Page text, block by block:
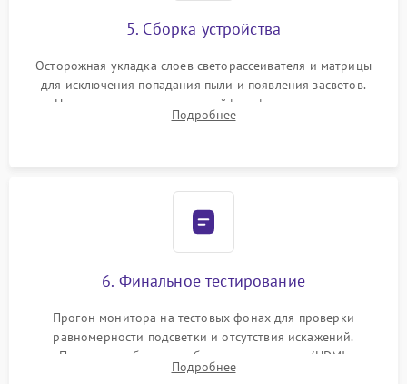
5. Сборка устройства
Осторожная укладка слоев светорассеивателя и матрицы
для исключения попадания пыли и появления засветов.
Надежное подключение шлейфов, фиксация плат и
аккуратное защелкивание пластикового корпуса монитора.
Подробнее
6. Финальное тестирование
Прогон монитора на тестовых фонах для проверки
равномерности подсветки и отсутствия искажений.
Проверка работоспособности всех портов (HDMI,
DisplayPort, VGA) и кнопок управления под нагрузкой в
Подробнее